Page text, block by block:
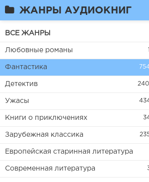
ЖАНРЫ АУДИОКНИГ
ВСЕ ЖАНРЫ
Любовные романы
Фантастика
Детектив
Ужасы
Книги о приключениях
Зарубежная классика
Европейская старинная литература
Современная литература